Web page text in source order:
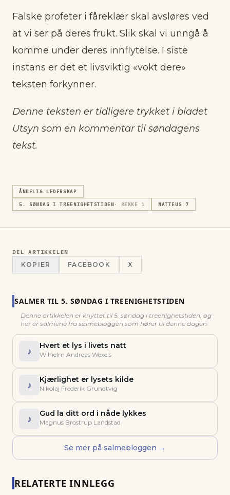
Falske profeter i fåreklær skal avsløres ved
at vi ser på deres frukt. Slik skal vi unngå å
komme under deres innflytelse. I siste
instans er det et livsviktig «vokt dere»
teksten forkynner.
Denne teksten er tidligere trykket i bladet
Utsyn som en kommentar til søndagens
tekst.
ÅNDELIG LEDERSKAP
5. SØNDAG I TREENIGHETSTIDEN· REKKE 1 MATTEUS 7
DEL ARTIKKELEN
KOPIER FACEBOOK X
SALMER TIL5. SØNDAG I TREENIGHETSTIDEN
Denne artikkelen er knyttet til 5. søndag i treenighetstiden , og
her er salmene fra salmebloggen som hører til denne dagen.
♪ Hvert et lys i livets natt
Wilhelm Andreas Wexels
♪ Kjærlighet er lysets kilde
Nikolaj Frederik Grundtvig
♪ Gud la ditt ord i nåde lykkes
Magnus Brostrup Landstad
Se mer på salmebloggen →
RELATERTE INNLEGG